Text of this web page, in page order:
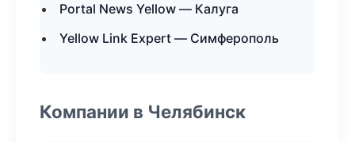
Portal News Yellow — Калуга
Yellow Link Expert — Симферополь
Компании в Челябинск